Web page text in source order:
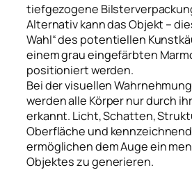
tiefgezogene
Alternativ kann das Objekt –
Wahl“ des potentiellen
einem grau eingefärbten
positioniert werden.
Bei der visuellen
werden alle Körper nur durch
erkannt. Licht, Schatten,
Oberfläche und
ermöglichen dem Auge ein
Objektes zu generieren.